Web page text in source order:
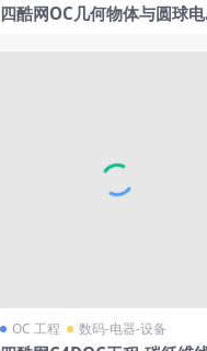
四酷网OC几何物体与圆球电
OC 工程 数码-电器-设备